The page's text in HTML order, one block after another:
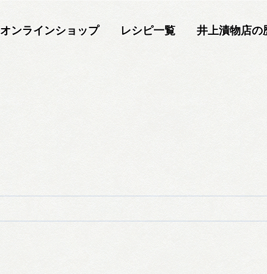
オンラインショップ レシピ一覧 井上漬物店の